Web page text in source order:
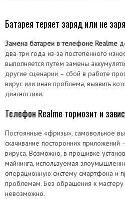
Батарея теряет заряд или не
Замена батареи в телефоне Realme
два-три года из-за постепенного
выполняется путем замены
другие сценарии – сбой в работе
вирус или иная проблема, выявить
диагностики.
Телефон Realme тормозит и
Постоянные «фризы», самовольное
скачивание посторонних приложений
вируса. Возможно, в прошивке
майнинга, используемая
операционную систему смартфона и
проблемам. Без обращения к
невозможно.